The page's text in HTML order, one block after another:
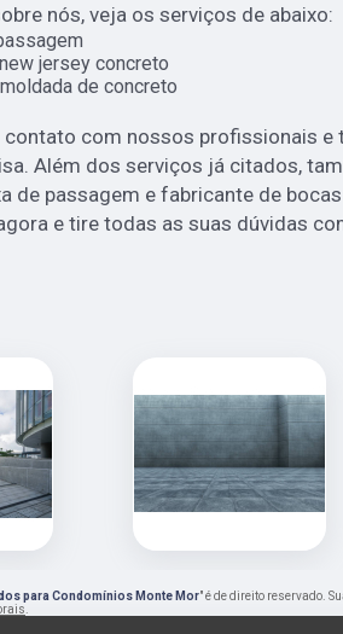
nós, veja os serviços de abaixo:
jersey concreto
de concreto
contato com nossos profissionais e
Além dos serviços já citados,
de passagem e fabricante de
e tire todas as suas dúvidas
para Condomínios Monte Mor" é de direito reservado.